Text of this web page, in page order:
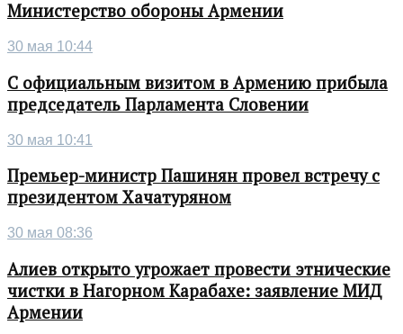
Министерство обороны Армении
30 мая 10:44
С официальным визитом в Армению прибыла
председатель Парламента Словении
30 мая 10:41
Премьер-министр Пашинян провел встречу с
президентом Хачатуряном
30 мая 08:36
Алиев открыто угрожает провести этнические
чистки в Нагорном Карабахе: заявление МИД
Армении